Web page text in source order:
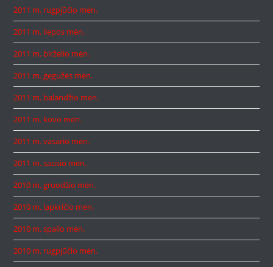
2011 m. rugpjūčio mėn.
2011 m. liepos mėn.
2011 m. birželio mėn.
2011 m. gegužės mėn.
2011 m. balandžio mėn.
2011 m. kovo mėn.
2011 m. vasario mėn.
2011 m. sausio mėn.
2010 m. gruodžio mėn.
2010 m. lapkričio mėn.
2010 m. spalio mėn.
2010 m. rugpjūčio mėn.